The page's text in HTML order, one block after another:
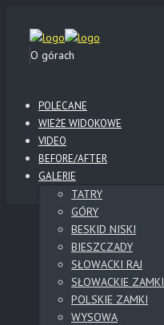
O górach
POLECANE
WIEŻE WIDOKOWE
VIDEO
BEFORE/AFTER
GALERIE
TATRY
GÓRY
BESKID NISKI
BIESZCZADY
SŁOWACKI RAJ
SŁOWACKIE ZAMKI
POLSKIE ZAMKI
WYSOWA